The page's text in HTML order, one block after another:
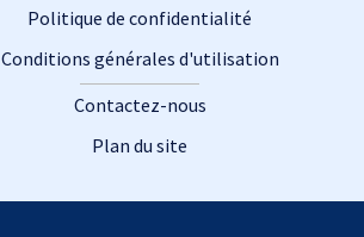
Politique de confidentialité
Conditions générales d'utilisation
Contactez-nous
Plan du site